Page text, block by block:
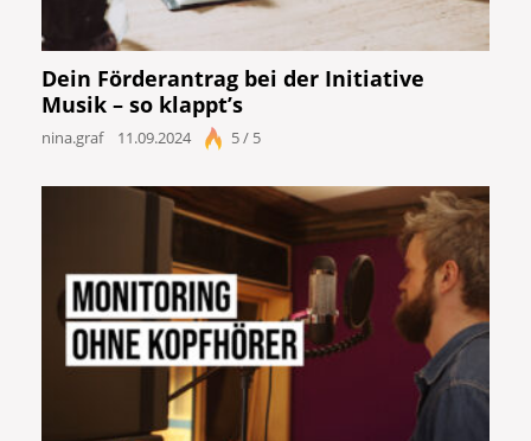
Dein Förderantrag bei der Initiative
Musik – so klappt’s
nina.graf 11.09.2024 5 / 5